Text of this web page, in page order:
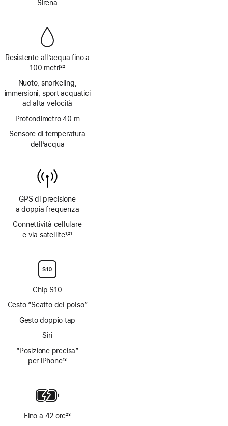
Sirena
Resistente all’acqua fino a
100 metri22
Nuoto, snorkeling,
immersioni, sport acquatici
ad alta velocità
Profondimetro 40 m
Sensore di temperatura
dell’acqua
GPS di precisione
a doppia frequenza
Connettività cellulare
e via satellite1 ,21
Chip S10
Gesto “Scatto del polso”
Gesto doppio tap
Siri
“Posizione precisa”
per iPhone13
Fino a 42 ore23